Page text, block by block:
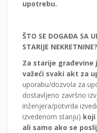
upotrebu.
ŠTO SE DOGAĐA SA
STARIJE NEKRETNINE?
Za starije građevine
važeći svaki akt za
uporabu/dozvola za
dostavljeno završno
inženjera/potvrda
izvedenom stanju) koji
ali samo ako se